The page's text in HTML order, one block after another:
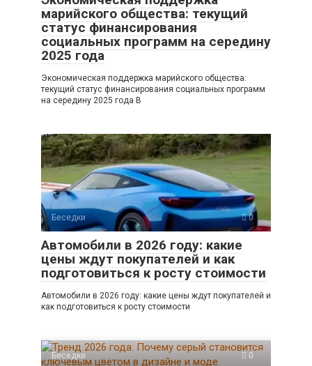
марийского общества: текущий
статус финансирования
социальных программ на середину
2025 года
Экономическая поддержка марийского общества:
текущий статус финансирования социальных программ
на середину 2025 года В
Беседки 0
Автомобили в 2026 году: какие
цены ждут покупателей и как
подготовиться к росту стоимости
Автомобили в 2026 году: какие цены ждут покупателей и
как подготовиться к росту стоимости
Беседки 0